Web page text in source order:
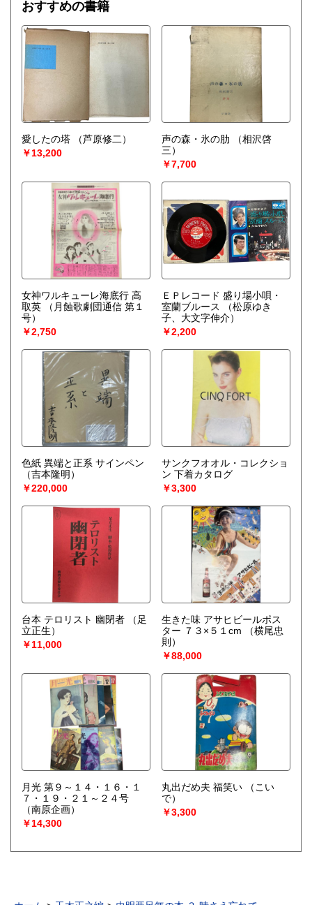
おすすめの書籍
愛したの塔
（芦原修二）
￥13,200
声の森・氷の肋
（相沢啓
三）
￥7,700
女神ワルキューレ海底行 高
取英
（月蝕歌劇団通信 第１
号）
￥2,750
ＥＰレコード 盛り場小唄・
室蘭ブルース
（松原ゆき
子、大文字伸介）
￥2,200
色紙 異端と正系 サインペン
（吉本隆明）
￥220,000
サンクフオオル・コレクショ
ン 下着カタログ
￥3,300
台本 テロリスト 幽閉者
（足
立正生）
￥11,000
生きた味 アサヒビールポス
ター ７３×５１cm
（横尾忠
則）
￥88,000
月光 第９～１４・１６・１
７・１９・２１～２４号
（南原企画）
￥14,300
丸出だめ夫 福笑い
（こい
で）
￥3,300